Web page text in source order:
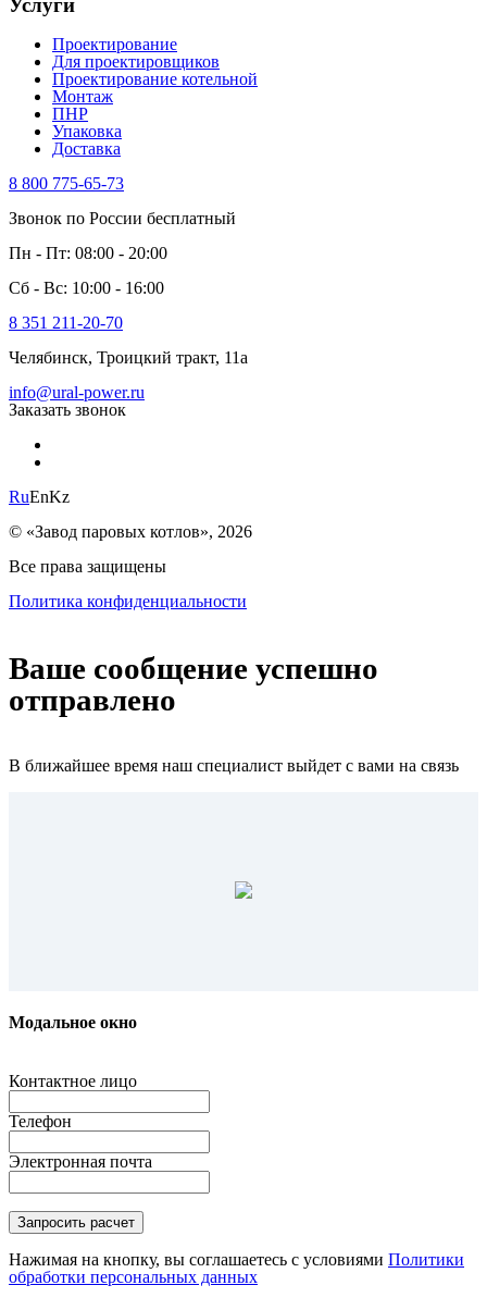
Услуги
Проектирование
Для проектировщиков
Проектирование котельной
Монтаж
ПНР
Упаковка
Доставка
8 800 775-65-73
Звонок по России бесплатный
Пн - Пт: 08:00 - 20:00
Сб - Вс: 10:00 - 16:00
8 351 211-20-70
Челябинск, Троицкий тракт, 11а
info@ural-power.ru
Заказать звонок
RuEnKz
© «Завод паровых котлов», 2026
Все права защищены
Политика конфиденциальности
Ваше сообщение успешно
отправлено
В ближайшее время наш специалист выйдет с вами на связь
Модальное окно
Контактное лицо
Телефон
Электронная почта
Нажимая на кнопку, вы соглашаетесь с условиями Политики
обработки персональных данных